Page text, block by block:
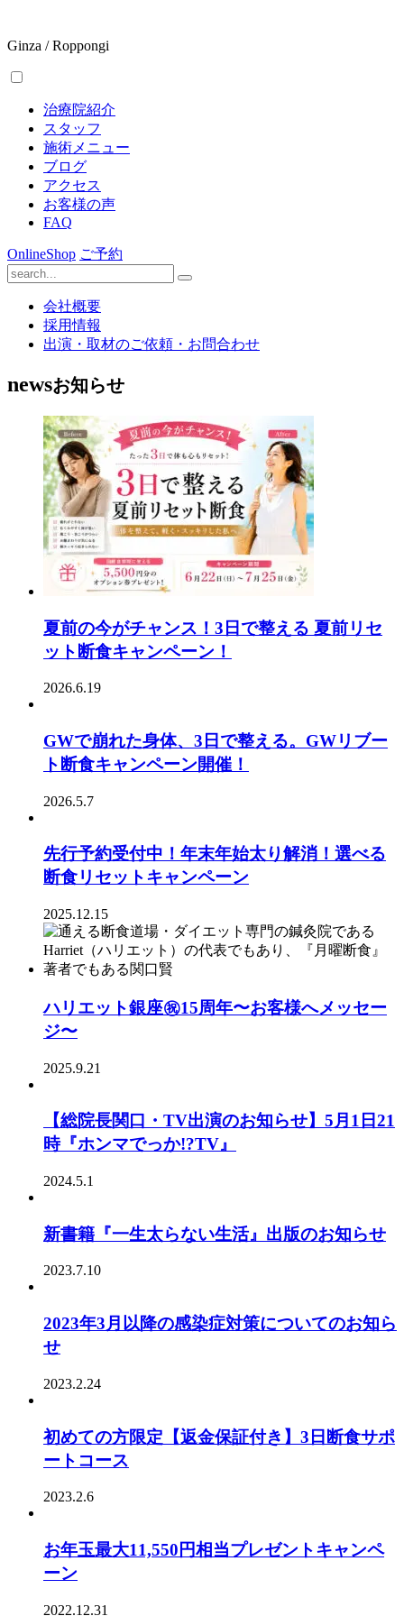
Ginza / Roppongi
治療院紹介
スタッフ
施術メニュー
ブログ
アクセス
お客様の声
FAQ
OnlineShop ご予約
会社概要
採用情報
出演・取材のご依頼・お問合わせ
newsお知らせ
夏前の今がチャンス！3日で整える 夏前リセ
ット断食キャンペーン！
2026.6.19
GWで崩れた身体、3日で整える。GWリブー
ト断食キャンペーン開催！
2026.5.7
先行予約受付中！年末年始太り解消！選べる
断食リセットキャンペーン
2025.12.15
ハリエット銀座㊗️15周年〜お客様へメッセー
ジ〜
2025.9.21
【総院長関口・TV出演のお知らせ】5月1日21
時『ホンマでっか!?TV』
2024.5.1
新書籍『一生太らない生活』出版のお知らせ
2023.7.10
2023年3月以降の感染症対策についてのお知ら
せ
2023.2.24
初めての方限定【返金保証付き】3日断食サポ
ートコース
2023.2.6
お年玉最大11,550円相当プレゼントキャンペ
ーン
2022.12.31